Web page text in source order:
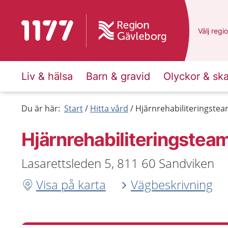
Till startsidan för 1177 Du har
Välj en
Liv & hälsa Barn & gravid Olyckor &
Du är här: Start Hitta vård
Lasarettsleden 5, 811 60 Sandviken
Visa på karta
Vägbeskrivning